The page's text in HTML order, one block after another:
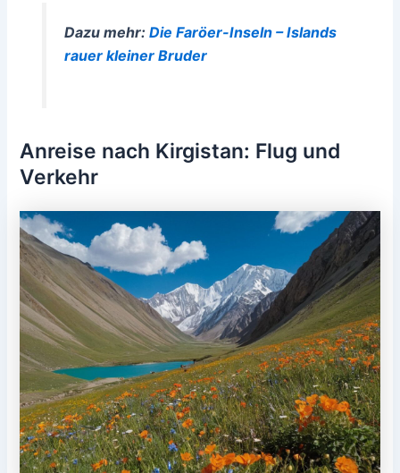
Dazu mehr: Die Faröer-Inseln – Islands
rauer kleiner Bruder
Anreise nach Kirgistan: Flug und
Verkehr